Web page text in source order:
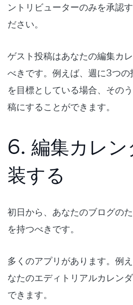
ントリビューターのみを承認
ださい。
ゲスト投稿はあなたの編集カ
べきです。例えば、週に3つの
を目標としている場合、その
稿にすることができます。
6. 編集カレ
装する
初日から、あなたのブログの
を持つべきです。
多くのアプリがあります。例
なたのエディトリアルカレン
できます。